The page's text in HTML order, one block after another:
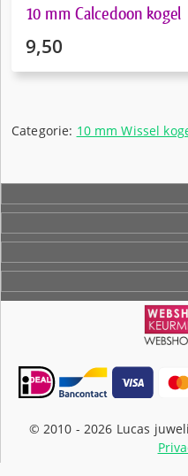
10 mm Calcedoon kogel
9,50
Categorie: 10 mm Wissel
© 2010 -2026 Lucas